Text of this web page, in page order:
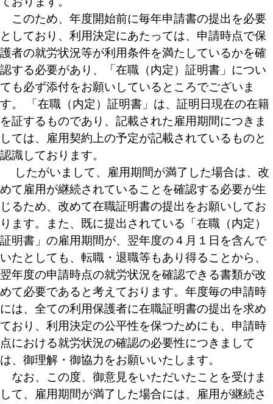
このため、年度開始前に毎年申請書の提出を必要
としており、利用決定にあたっては、申請時点で保
護者の就労状況等が利用条件を満たしているかを確
認する必要があり、「在職（内定）証明書」につい
ても必ず添付をお願いしているところでございま
す。 「在職（内定）証明書」は、証明日現在の在籍
を証するものであり、記載された雇用期間につきま
しては、雇用契約上の予定が記載されているものと
認識しております。
したがいまして、雇用期間が満了した場合は、改
めて雇用が継続されていることを確認する必要が生
じるため、改めて在職証明書の提出をお願いしてお
ります。また、既に提出されている「在職（内定）
証明書」の雇用期間が、翌年度の４月１日を含んで
いたとしても、転職・退職等もあり得ることから、
翌年度の申請時点の就労状況を確認できる書類が改
めて必要であると考えております。年度毎の申請時
には、全ての利用保護者に在職証明書の提出を求め
ており、利用決定の公平性を保つためにも、申請時
点における就労状況の確認の必要性につきまして
は、御理解・御協力をお願いいたします。
なお、この度、御意見をいただいたことを受けま
して、雇用期間が満了した場合には、雇用が継続さ